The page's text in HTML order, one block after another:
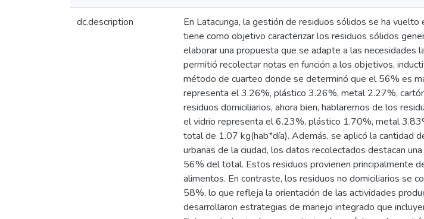
dc.description
En Latacunga, la gestión de residuos sólidos se ha
tiene como objetivo caracterizar los residuos sólidos
elaborar una propuesta que se adapte a las
permitió recolectar notas en función a los objetivos,
método de cuarteo donde se determinó que el 56% es
representa el 3.26%, plástico 3.26%, metal 2.27%,
residuos domiciliarios, ahora bien, hablaremos de los
el vidrio representa el 6.23%, plástico 1.70%, metal
total de 1.07 kg(hab*día). Además, se aplicó la cantidad
urbanas de la ciudad, los datos recolectados destacan
56% del total. Estos residuos provienen principalmente
alimentos. En contraste, los residuos no domiciliarios se
58%, lo que refleja la orientación de las actividades
desarrollaron estrategias de manejo integrado que